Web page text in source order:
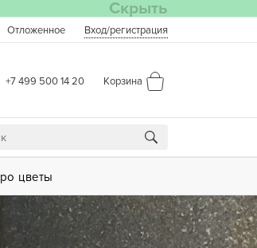
Скрыть
Отложенное Вход/регистрация
+7 499 500 14 20 Корзина
цветы